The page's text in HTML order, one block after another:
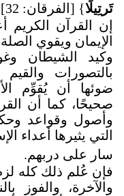
تَرتِيلًا} [الفرقان: 32]
إن القرآن الكريم
الإيمان ويقوي
وكيد الشيطان
بالتصورات
ضوئها أن يُقوِّم
صحيحًا، كما أن
وأصول وقواعد
التي يثيرها أعداء
سار على دربهم.
فإن عُلم ذلك كله
والآخرة، والفوز